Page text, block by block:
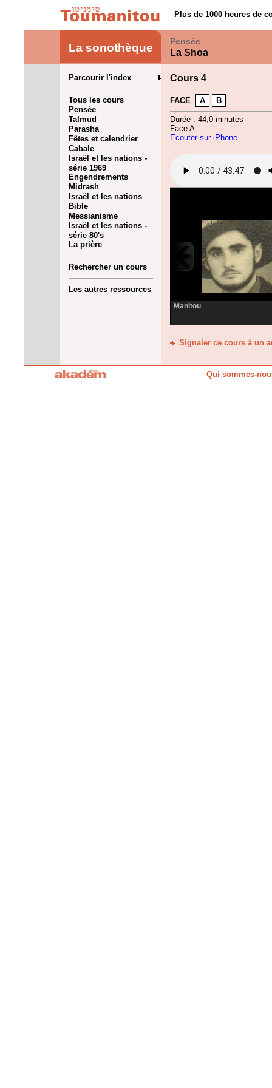
Plus de 1000 heures de
La sonothèque Pensée
La Shoa
Parcourir l'index
Tous les cours
Pensée
Talmud
Parasha
Fêtes et calendrier
Cabale
Israël et les nations -
série 1969
Engendrements
Midrash
Israël et les nations
Bible
Messianisme
Israël et les nations -
série 80's
La prière
Rechercher un cours
Les autres ressources
Cours 4
FACE A B
Durée : 44,0 minutes
Face A
Ecouter sur iPhone
Manitou
Signaler ce cours à un
Qui sommes-